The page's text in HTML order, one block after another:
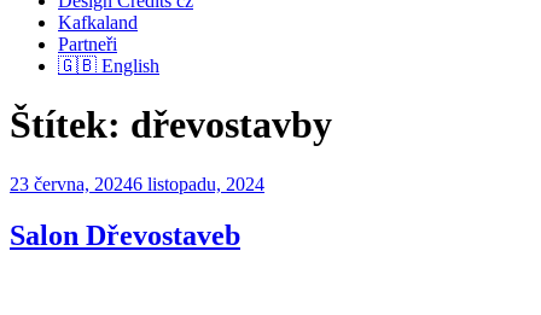
Kafkaland
Partneři
🇬🇧 English
Štítek: dřevostavby
Publikováno
23 června, 20246 listopadu, 2024
Salon Dřevostaveb